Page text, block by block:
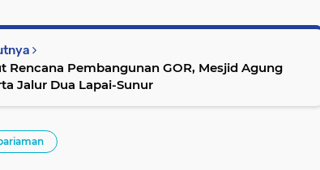
Rencana Pembangunan GOR, Mesjid Agung
Jalur Dua Lapai-Sunur